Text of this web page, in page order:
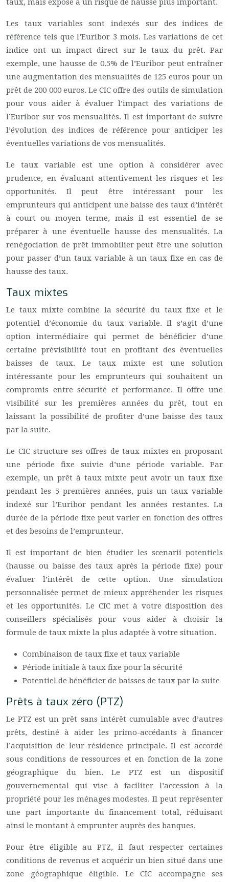
taux, mais expose à un risque de hausse plus important.
Les taux variables sont indexés sur des indices de
référence tels que l’Euribor 3 mois. Les variations de cet
indice ont un impact direct sur le taux du prêt. Par
exemple, une hausse de 0.5% de l’Euribor peut entraîner
une augmentation des mensualités de 125 euros pour un
prêt de 200 000 euros. Le CIC offre des outils de simulation
pour vous aider à évaluer l’impact des variations de
l’Euribor sur vos mensualités. Il est important de suivre
l’évolution des indices de référence pour anticiper les
éventuelles variations de vos mensualités.
Le taux variable est une option à considérer avec
prudence, en évaluant attentivement les risques et les
opportunités. Il peut être intéressant pour les
emprunteurs qui anticipent une baisse des taux d’intérêt
à court ou moyen terme, mais il est essentiel de se
préparer à une éventuelle hausse des mensualités. La
renégociation de prêt immobilier peut être une solution
pour passer d’un taux variable à un taux fixe en cas de
hausse des taux.
Taux mixtes
Le taux mixte combine la sécurité du taux fixe et le
potentiel d’économie du taux variable. Il s’agit d’une
option intermédiaire qui permet de bénéficier d’une
certaine prévisibilité tout en profitant des éventuelles
baisses de taux. Le taux mixte est une solution
intéressante pour les emprunteurs qui souhaitent un
compromis entre sécurité et performance. Il offre une
visibilité sur les premières années du prêt, tout en
laissant la possibilité de profiter d’une baisse des taux
par la suite.
Le CIC structure ses offres de taux mixtes en proposant
une période fixe suivie d’une période variable. Par
exemple, un prêt à taux mixte peut avoir un taux fixe
pendant les 5 premières années, puis un taux variable
indexé sur l’Euribor pendant les années restantes. La
durée de la période fixe peut varier en fonction des offres
et des besoins de l’emprunteur.
Il est important de bien étudier les scenarii potentiels
(hausse ou baisse des taux après la période fixe) pour
évaluer l’intérêt de cette option. Une simulation
personnalisée permet de mieux appréhender les risques
et les opportunités. Le CIC met à votre disposition des
conseillers spécialisés pour vous aider à choisir la
formule de taux mixte la plus adaptée à votre situation.
Combinaison de taux fixe et taux variable
Période initiale à taux fixe pour la sécurité
Potentiel de bénéficier de baisses de taux par la suite
Prêts à taux zéro (PTZ)
Le PTZ est un prêt sans intérêt cumulable avec d’autres
prêts, destiné à aider les primo-accédants à financer
l’acquisition de leur résidence principale. Il est accordé
sous conditions de ressources et en fonction de la zone
géographique du bien. Le PTZ est un dispositif
gouvernemental qui vise à faciliter l’accession à la
propriété pour les ménages modestes. Il peut représenter
une part importante du financement total, réduisant
ainsi le montant à emprunter auprès des banques.
Pour être éligible au PTZ, il faut respecter certaines
conditions de revenus et acquérir un bien situé dans une
zone géographique éligible. Le CIC accompagne ses